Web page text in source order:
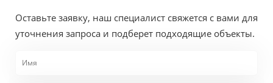
Оставьте заявку, наш специалист свяжется с вами для
уточнения запроса и подберет подходящие объекты.